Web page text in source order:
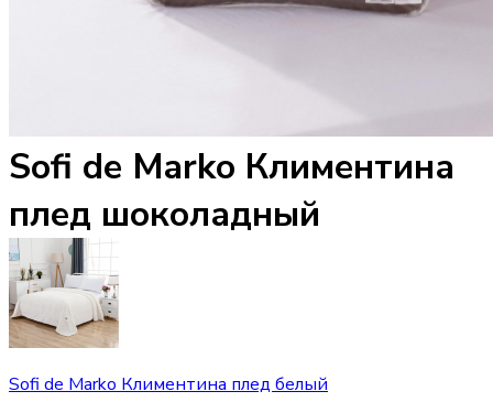
Sofi de Marko Климентина
плед шоколадный
Sofi de Marko Климентина плед белый